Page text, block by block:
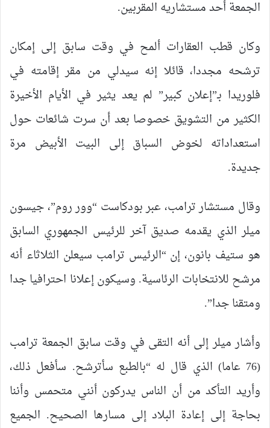
الجمعة أحد مستشاريه المقربين.
وكان قطب العقارات ألمح في وقت سابق إلى إمكان
ترشحه مجددا، قائلا إنه سيدلي من مقر إقامته في
فلوريدا بـ”إعلان كبير” لم يعد يثير في الأيام الأخيرة
الكثير من التشويق خصوصا بعد أن سرت شائعات حول
استعداداته لخوض السباق إلى البيت الأبيض مرة
جديدة.
وقال مستشار ترامب، عبر بودكاست “وور روم”، جيسون
ميلر الذي يقدمه صديق آخر للرئيس الجمهوري السابق
هو ستيف بانون، إن “الرئيس ترامب سيعلن الثلاثاء أنه
مرشح للانتخابات الرئاسية. وسيكون إعلانا احترافيا جدا
ومتقنا جدا”.
وأشار ميلر إلى أنه التقى في وقت سابق الجمعة ترامب
(76 عاما) الذي قال له “بالطبع سأترشح. سأفعل ذلك،
وأريد التأكد من أن الناس يدركون أنني متحمس وأننا
بحاجة إلى إعادة البلاد إلى مسارها الصحيح. الجميع